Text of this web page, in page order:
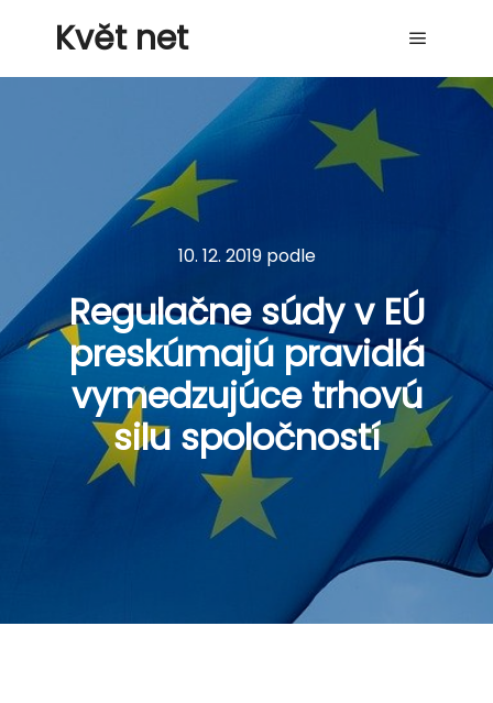
Květ net
10. 12. 2019podle
Regulačne súdy v EÚ
preskúmajú pravidlá
vymedzujúce trhovú
silu spoločností